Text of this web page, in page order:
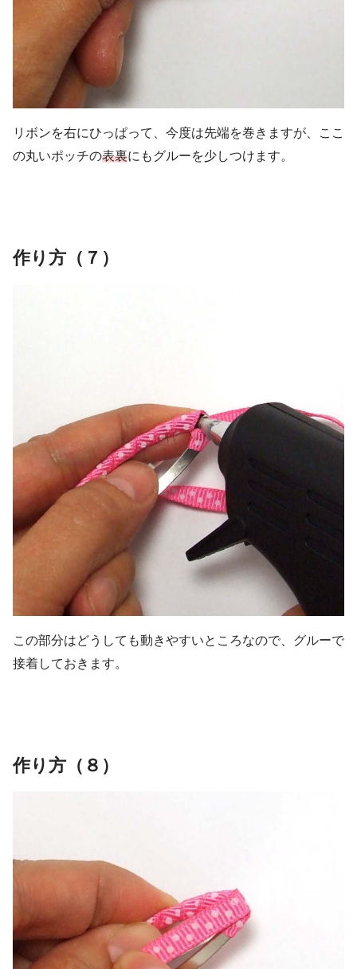
リボンを右にひっぱって、今度は先端を巻きますが、ここ
の丸いポッチの表裏にもグルーを少しつけます。
作り方（７）
この部分はどうしても動きやすいところなので、グルーで
接着しておきます。
作り方（８）